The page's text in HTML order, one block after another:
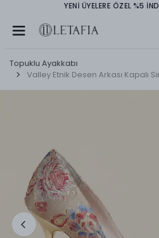
YENİ ÜYELERE ÖZEL %5
Topuklu Ayakkabı
Valley Etnik Desen Arkası Kapalı